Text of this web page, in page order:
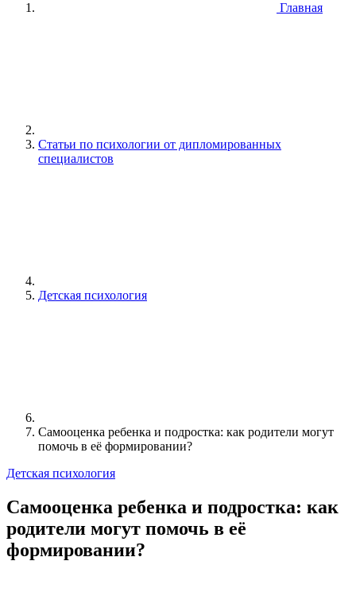
Главная
Статьи по психологии от дипломированных
специалистов
Детская психология
Самооценка ребенка и подростка: как родители могут
помочь в её формировании?
Детская психология
Самооценка ребенка и подростка: как
родители могут помочь в её
формировании?